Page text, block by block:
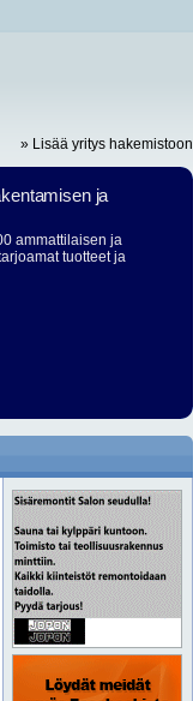
» Lisää yritys hakemistoon
ja
ammattilaisen ja
tuotteet ja